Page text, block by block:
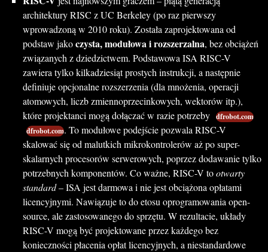
architektury RISC z UC Berkeley (po raz pierwszy
wprowadzoną w 2010 roku). Została zaprojektowana od
podstaw jakoczysta, modułowa i rozszerzalna, bez obciążeń
związanych z dziedzictwem. Podstawowa ISA RISC-V
zawiera tylko kilkadziesiąt prostych instrukcji, a następnie
definiuje opcjonalne rozszerzenia (dla mnożenia, operacji
atomowych, liczb zmiennoprzecinkowych, wektorów itp.),
które projektanci mogą dołączać w razie potrzeby dfrobot.com
dfrobot.com. To modułowe podejście pozwala RISC-V
skalować się od malutkich mikrokontrolerów aż po super-
skalarnych procesorów serwerowych, poprzez dodawanie tylko
potrzebnych komponentów. Co ważne, RISC-V tootwarty
standard– ISA jest darmowa i nie jest obciążona opłatami
licencyjnymi. Nawiązuje to do etosu oprogramowania open-
source, ale zastosowanego do sprzętu. W rezultacie, układy
RISC-V mogą być projektowane przez każdego bez
konieczności płacenia opłat licencyjnych, a niestandardowe